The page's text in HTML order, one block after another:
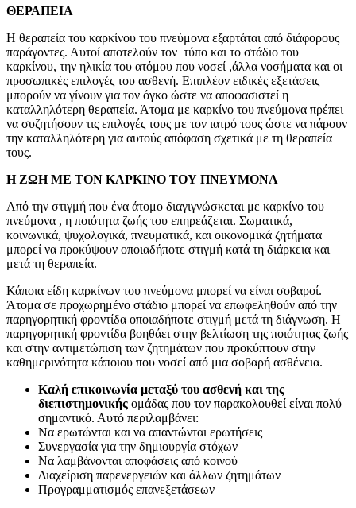
ΘΕΡΑΠΕΙΑ
Η θεραπεία του καρκίνου του πνεύμονα εξαρτάται από διάφορους
παράγοντες. Αυτοί αποτελούν τον τύπο και το στάδιο του
καρκίνου, την ηλικία του ατόμου που νοσεί ,άλλα νοσήματα και οι
προσωπικές επιλογές του ασθενή. Επιπλέον ειδικές εξετάσεις
μπορούν να γίνουν για τον όγκο ώστε να αποφασιστεί η
καταλληλότερη θεραπεία. Άτομα με καρκίνο του πνεύμονα πρέπει
να συζητήσουν τις επιλογές τους με τον ιατρό τους ώστε να πάρουν
την καταλληλότερη για αυτούς απόφαση σχετικά με τη θεραπεία
τους.
Η ΖΩΗ ΜΕ ΤΟΝ ΚΑΡΚΙΝΟ ΤΟΥ ΠΝΕΥΜΟΝΑ
Από την στιγμή που ένα άτομο διαγιγνώσκεται με καρκίνο του
πνεύμονα , η ποιότητα ζωής του επηρεάζεται. Σωματικά,
κοινωνικά, ψυχολογικά, πνευματικά, και οικονομικά ζητήματα
μπορεί να προκύψουν οποιαδήποτε στιγμή κατά τη διάρκεια και
μετά τη θεραπεία.
Κάποια είδη καρκίνων του πνεύμονα μπορεί να είναι σοβαροί.
Άτομα σε προχωρημένο στάδιο μπορεί να επωφεληθούν από την
παρηγορητική φροντίδα οποιαδήποτε στιγμή μετά τη διάγνωση. Η
παρηγορητική φροντίδα βοηθάει στην βελτίωση της ποιότητας ζωής
και στην αντιμετώπιση των ζητημάτων που προκύπτουν στην
καθημερινότητα κάποιου που νοσεί από μια σοβαρή ασθένεια.
Καλή επικοινωνία μεταξύ του ασθενή και της
διεπιστημονικής ομάδας που τον παρακολουθεί είναι πολύ
σημαντικό. Αυτό περιλαμβάνει:
Να ερωτώνται και να απαντώνται ερωτήσεις
Συνεργασία για την δημιουργία στόχων
Να λαμβάνονται αποφάσεις από κοινού
Διαχείριση παρενεργειών και άλλων ζητημάτων
Προγραμματισμός επανεξετάσεων